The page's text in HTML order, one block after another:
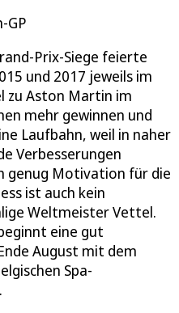
GP
Prix-Siege feierte
und 2017 jeweils im
zu Aston Martin im
mehr gewinnen und
Laufbahn, weil in naher
Verbesserungen
genug Motivation für die
ist auch kein
Weltmeister Vettel.
eine gut
August mit dem
Spa-